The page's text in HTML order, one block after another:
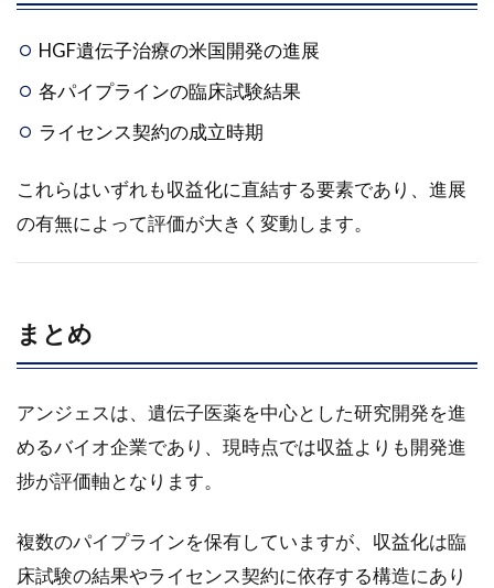
HGF遺伝子治療の米国開発の進展
各パイプラインの臨床試験結果
ライセンス契約の成立時期
これらはいずれも収益化に直結する要素であり、進展
の有無によって評価が大きく変動します。
まとめ
アンジェスは、遺伝子医薬を中心とした研究開発を進
めるバイオ企業であり、現時点では収益よりも開発進
捗が評価軸となります。
複数のパイプラインを保有していますが、収益化は臨
床試験の結果やライセンス契約に依存する構造にあり